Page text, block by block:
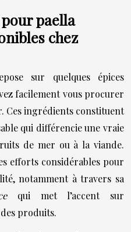
paella
chez
sur quelques épices
facilement vous procurer
Ces ingrédients constituent
qui différencie une vraie
de mer ou à la viande.
efforts considérables pour
notamment à travers sa
qui met l’accent sur
produits.